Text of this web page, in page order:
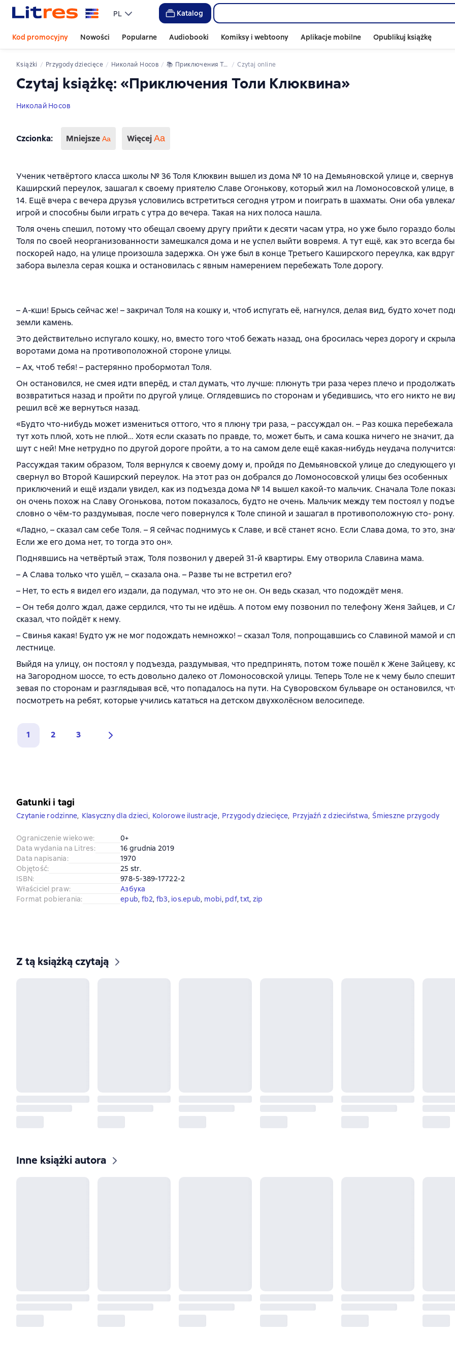
PL Katalog
Kod promocyjny Nowości Popularne Audiobooki Komiksy i webtoony Aplikacje mobilne Opublikuj książkę
Książki przygody dziecięce Николай Носов 📚 Приключения Толи Клюквина Czytaj online
Czytaj książkę: «Приключения Толи Клюквина»
Николай Носов
Czcionka: Mniejsze Aa Więcej Аа
Ученик четвёртого класса школы № 36 Толя Клюквин вышел из дома № 10 на Демьяновской улице и, свернув
Каширский переулок, зашагал к своему приятелю Славе Огонькову, который жил на Ломоносовской улице,
14. Ещё вчера с вечера друзья условились встретиться сегодня утром и поиграть в шахматы. Они оба
игрой и способны были играть с утра до вечера. Такая на них полоса нашла.
Толя очень спешил, потому что обещал своему другу прийти к десяти часам утра, но уже было гораздо
Толя по своей неорганизованности замешкался дома и не успел выйти вовремя. А тут ещё, как это всегда
поскорей надо, на улице произошла задержка. Он уже был в конце Третьего Каширского переулка, как
забора вылезла серая кошка и остановилась с явным намерением перебежать Толе дорогу.
– А-кши! Брысь сейчас же! – закричал Толя на кошку и, чтоб испугать её, нагнулся, делая вид, будто хочет
земли камень.
Это действительно испугало кошку, но, вместо того чтоб бежать назад, она бросилась через дорогу и
воротами дома на противоположной стороне улицы.
– Ах, чтоб тебя! – растерянно пробормотал Толя.
Он остановился, не смея идти вперёд, и стал думать, что лучше: плюнуть три раза через плечо и
возвратиться назад и пройти по другой улице. Оглядевшись по сторонам и убедившись, что его никто не
решил всё же вернуться назад.
«Будто что-нибудь может измениться оттого, что я плюну три раза, – рассуждал он. – Раз кошка перебежала
тут хоть плюй, хоть не плюй… Хотя если сказать по правде, то, может быть, и сама кошка ничего не значит,
шут с ней! Мне нетрудно по другой дороге пройти, а то на самом деле ещё какая-нибудь неудача
Рассуждая таким образом, Толя вернулся к своему дому и, пройдя по Демьяновской улице до следующего
свернул во Второй Каширский переулок. На этот раз он добрался до Ломоносовской улицы без особенных
приключений и ещё издали увидел, как из подъезда дома № 14 вышел какой-то мальчик. Сначала Толе
он очень похож на Славу Огонькова, потом показалось, будто не очень. Мальчик между тем постоял у
словно о чём-то раздумывая, после чего повернулся к Толе спиной и зашагал в противоположную сто- рону.
«Ладно, – сказал сам себе Толя. – Я сейчас поднимусь к Славе, и всё станет ясно. Если Слава дома, то это,
Если же его дома нет, то тогда это он».
Поднявшись на четвёртый этаж, Толя позвонил у дверей 31-й квартиры. Ему отворила Славина мама.
– А Слава только что ушёл, – сказала она. – Разве ты не встретил его?
– Нет, то есть я видел его издали, да подумал, что это не он. Он ведь сказал, что подождёт меня.
– Он тебя долго ждал, даже сердился, что ты не идёшь. А потом ему позвонил по телефону Женя Зайцев, и
сказал, что пойдёт к нему.
– Свинья какая! Будто уж не мог подождать немножко! – сказал Толя, попрощавшись со Славиной мамой и
лестнице.
Выйдя на улицу, он постоял у подъезда, раздумывая, что предпринять, потом тоже пошёл к Жене Зайцеву,
на Загородном шоссе, то есть довольно далеко от Ломоносовской улицы. Теперь Толе не к чему было
зевая по сторонам и разглядывая всё, что попадалось на пути. На Суворовском бульваре он остановился,
посмотреть на ребят, которые учились кататься на детском двухколёсном велосипеде.
1 2 3
Gatunki i tagi
Czytanie rodzinne, Klasyczny dla dzieci, Kolorowe ilustracje, Przygody dziecięce, Przyjaźń z dzieciństwa, Śmieszne przygody
Ograniczenie wiekowe:
0+
Data wydania na Litres:
16 grudnia 2019
Data napisania:
1970
Objętość:
25 str.
ISBN:
978-5-389-17722-2
Właściciel praw:
Азбука
Format pobierania: epub, fb2, fb3, ios.epub, mobi, pdf, txt, zip
Z tą książką czytają
Inne książki autora